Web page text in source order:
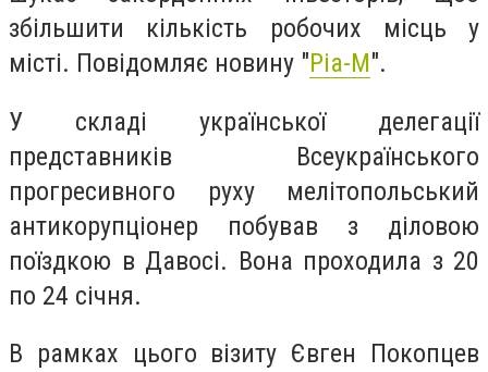
збільшити кількість робочих місць у
місті. Повідомляє новину "Ріа-М".
У складі української делегації
представників Всеукраїнського
прогресивного руху мелітопольський
антикорупціонер побував з діловою
поїздкою в Давосі. Вона проходила з 20
по 24 січня.
В рамках цього візиту Євген Покопцев